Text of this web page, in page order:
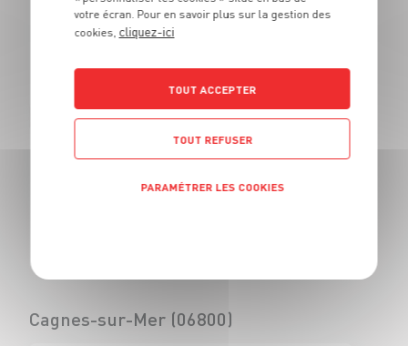
BOUCHER - H/F
(69)
BOUCHERIE
VENDEUR BOUCHERIE - H/F
Cagnes-sur-Mer (06800)
votre écran. Pour en savoir plus sur la gestion des
cookies, cliquez-ici
TOUT ACCEPTER
TOUT REFUSER
PARAMÉTRER LES COOKIES